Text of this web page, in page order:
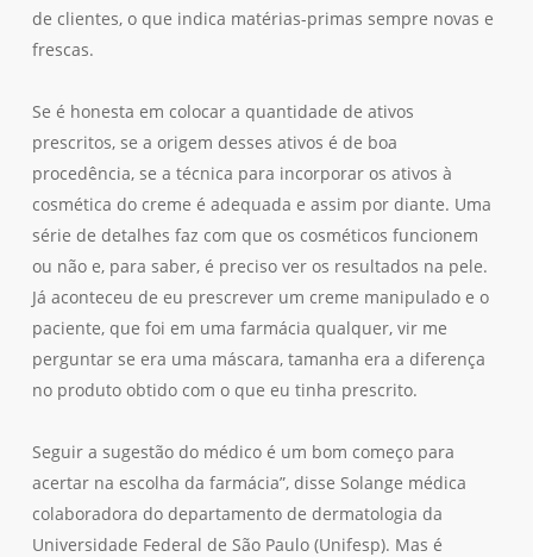
de clientes, o que indica matérias-primas sempre novas e
frescas.
Se é honesta em colocar a quantidade de ativos
prescritos, se a origem desses ativos é de boa
procedência, se a técnica para incorporar os ativos à
cosmética do creme é adequada e assim por diante. Uma
série de detalhes faz com que os cosméticos funcionem
ou não e, para saber, é preciso ver os resultados na pele.
Já aconteceu de eu prescrever um creme manipulado e o
paciente, que foi em uma farmácia qualquer, vir me
perguntar se era uma máscara, tamanha era a diferença
no produto obtido com o que eu tinha prescrito.
Seguir a sugestão do médico é um bom começo para
acertar na escolha da farmácia”, disse Solange médica
colaboradora do departamento de dermatologia da
Universidade Federal de São Paulo (Unifesp). Mas é